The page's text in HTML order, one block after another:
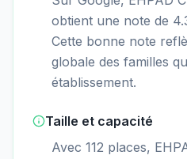
obtient une note de
Cette bonne note
globale des familles
établissement.
Taille et capacité
Avec 112 places,